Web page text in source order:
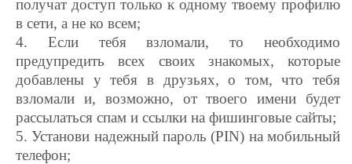
получат доступ только к одному твоему профилю
в сети, а не ко всем;
4. Если тебя взломали, то необходимо
предупредить всех своих знакомых, которые
добавлены у тебя в друзьях, о том, что тебя
взломали и, возможно, от твоего имени будет
рассылаться спам и ссылки на фишинговые сайты;
5. Установи надежный пароль (PIN) на мобильный
телефон;